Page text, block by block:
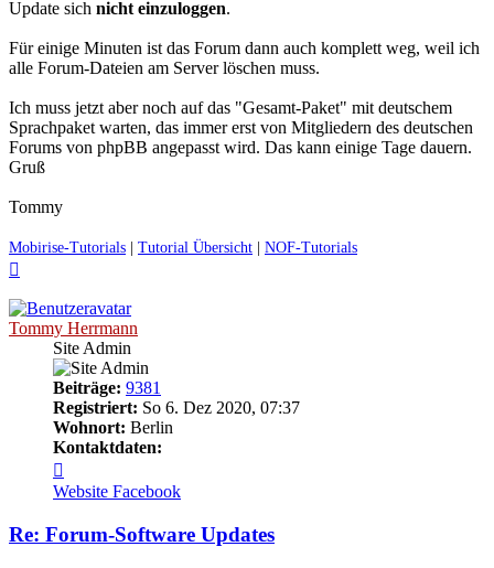
Update sich nicht einzuloggen.
Für einige Minuten ist das Forum dann auch komplett weg, weil ich
alle Forum-Dateien am Server löschen muss.
Ich muss jetzt aber noch auf das "Gesamt-Paket" mit deutschem
Sprachpaket warten, das immer erst von Mitgliedern des deutschen
Forums von phpBB angepasst wird. Das kann einige Tage dauern.
Gruß
Tommy
Mobirise-Tutorials Tutorial Übersicht NOF-Tutorials
Tommy Herrmann
Site Admin
Beiträge: 9381
Registriert: So 6. Dez 2020, 07:37
Wohnort: Berlin
Kontaktdaten:
von
Tommy
Herrmann
Website Facebook
Re: Forum-Software Updates